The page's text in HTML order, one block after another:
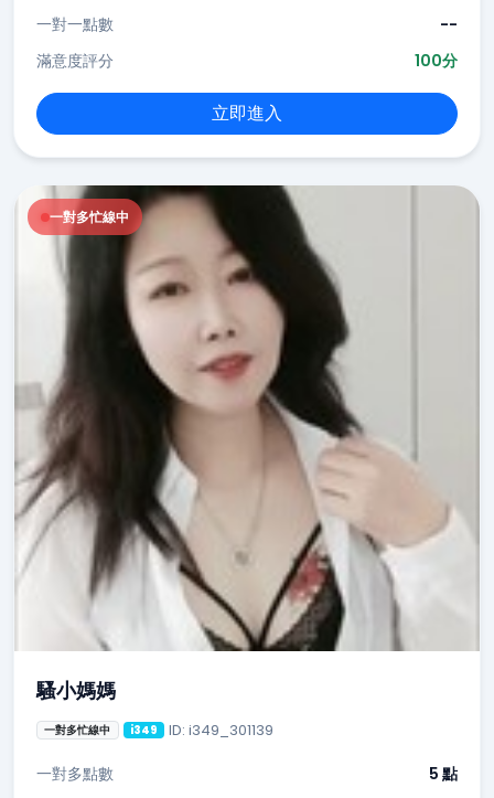
一對一點數
--
滿意度評分
100分
立即進入
一對多忙線中
騷小媽媽
一對多忙線中 i349 ID: i349_301139
一對多點數 5 點